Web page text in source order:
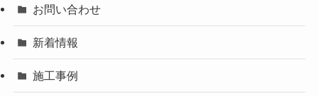
お問い合わせ
新着情報
施工事例